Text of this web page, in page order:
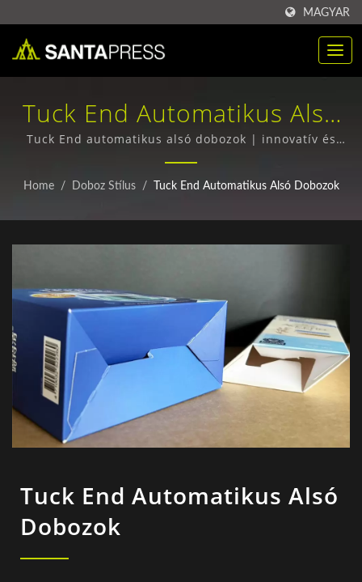
MAGYAR
Tuck End Automatikus Alsó
Dobozok | RPET Műanyag
Csomagoló Dobozok
Gyártó | Santa Press Co.,
Tuck End automatikus alsó dobozok | innovatív és
egyedi csomagolási tervek
Home / Doboz Stílus / Tuck End Automatikus Alsó Dobozok
Tuck End Automatikus Alsó
Dobozok